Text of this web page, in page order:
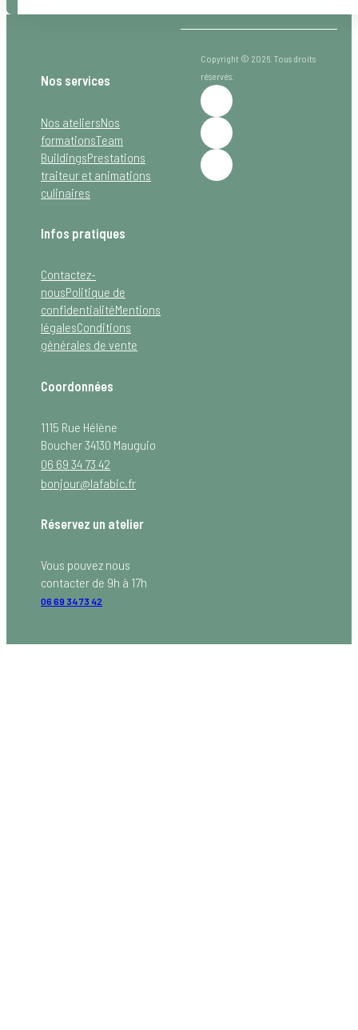
Nos services
Nos ateliersNos
formationsTeam
BuildingsPrestations
traiteur et animations
culinaires
Infos pratiques
Contactez-
nousPolitique de
confidentialitéMentions
légalesConditions
générales de vente
Coordonnées
1115 Rue Hélène
Boucher 34130 Mauguio
06 69 34 73 42
bonjour@lafabic.fr
Réservez un atelier
Vous pouvez nous
contacter de 9h à 17h
06 69 34 73 42
Copyright © 2026. Tous droits
réservés.